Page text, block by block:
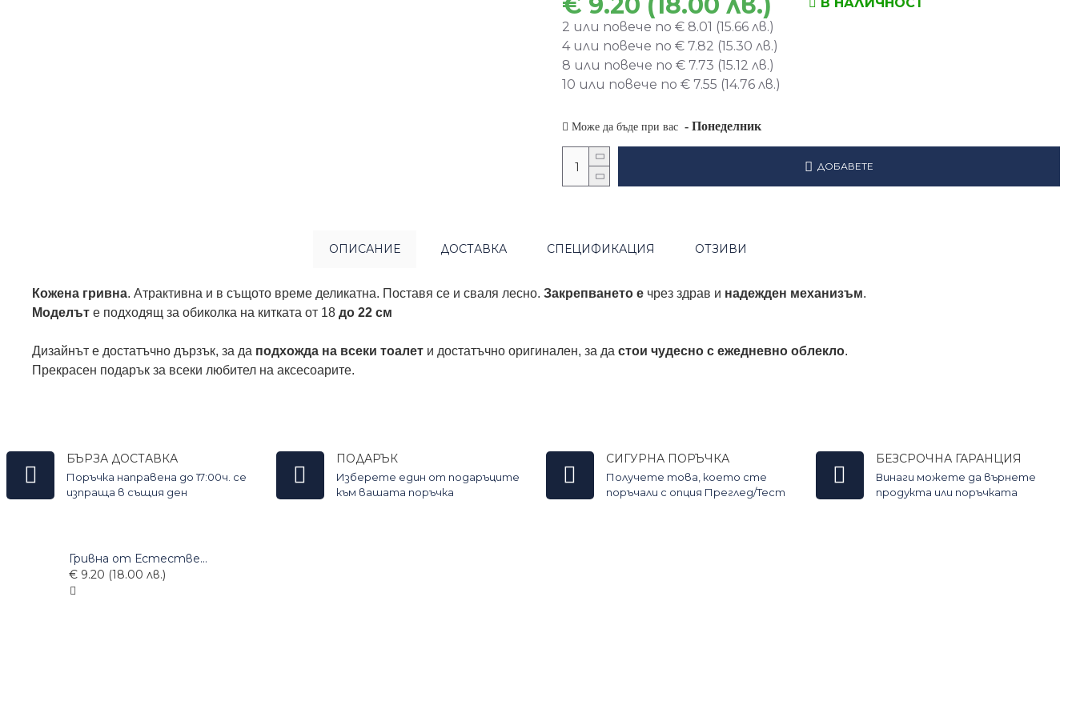
2 или повече по € 8.01 (15.66 лв.)
4 или повече по € 7.82 (15.30 лв.)
8 или повече по € 7.73 (15.12 лв.)
10 или повече по € 7.55 (14.76 лв.)
Може да бъде при вас - Понеделник
ДОБАВЕТЕ
ОПИСАНИЕ ДОСТАВКА СПЕЦИФИКАЦИЯ ОТЗИВИ
Кожена гривна. Атрактивна и в същото време деликатна. Поставя се и сваля лесно. Закрепването е чрез здрав и надежден механизъм.
Моделът е подходящ за обиколка на китката от 18 до 22 см
Дизайнът е достатъчно дързък, за да подхожда на всеки тоалет и достатъчно оригинален, за да стои чудесно с ежедневно облекло.
Прекрасен подарък за всеки любител на аксесоарите.
БЪРЗА ДОСТАВКА
Поръчка направена до 17:00ч. се
изпраща в същия ден
ПОДАРЪК
Изберете един от подаръците
към вашата поръчка
СИГУРНА ПОРЪЧКА
Получете това, което сте
поръчали с опция Преглед/Тест
БЕЗСРОЧНА ГАРАНЦИЯ
Винаги можете да върнете
продукта или поръчката
Гривна от Естествена Кожа
€ 9.20 (18.00 лв.)